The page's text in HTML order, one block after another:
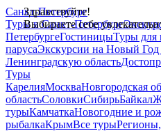
Здравствуйте!
Выбираете себе
Санкт-Петербург
Туры в Санкт-Петербург
ПетербургеГостиницыТуры для
парусаЭкскурсии на Новый Год
Ленинградскую область
Туры
КарелияМоскваНовгородская
областьСоловкиСибирьБайкал
турыКамчаткаНовогодние и
рыбалкаКрымВсе туры